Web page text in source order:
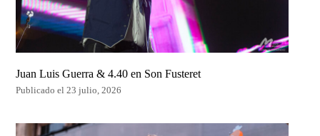
Juan Luis Guerra & 4.40 en Son Fusteret
Publicado el 23 julio, 2026